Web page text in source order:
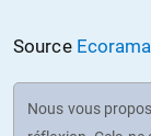
Source
Nous vous